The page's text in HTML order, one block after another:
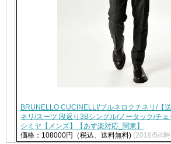
BRUNELLO CUCINELLI/ブルネロクチネリ/【
ネリ/スーツ 段返り3Bシングル/ノータック/チ
シミヤ【メンズ】【あす楽対応_関東】
価格：108000円（税込、送料無料) (2018/5/4